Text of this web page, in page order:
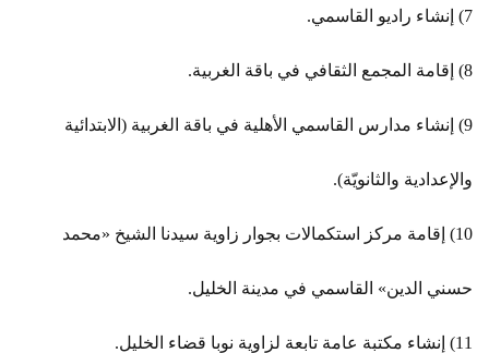
7) إنشاء راديو القاسمي.
8) إقامة المجمع الثقافي في باقة الغربية.
9) إنشاء مدارس القاسمي الأهلية في باقة الغربية (الابتدائية
والإعدادية والثانويّة).
10) إقامة مركز استكمالات بجوار زاوية سيدنا الشيخ «محمد
حسني الدين» القاسمي في مدينة الخليل.
11) إنشاء مكتبة عامة تابعة لزاوية نوبا قضاء الخليل.